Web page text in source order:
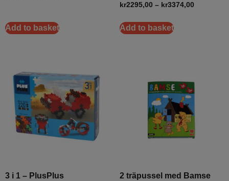
Add to basket
kr2295,00 – kr3374,00
Add to basket
3 i 1 – PlusPlus 2 träpussel med Bamse